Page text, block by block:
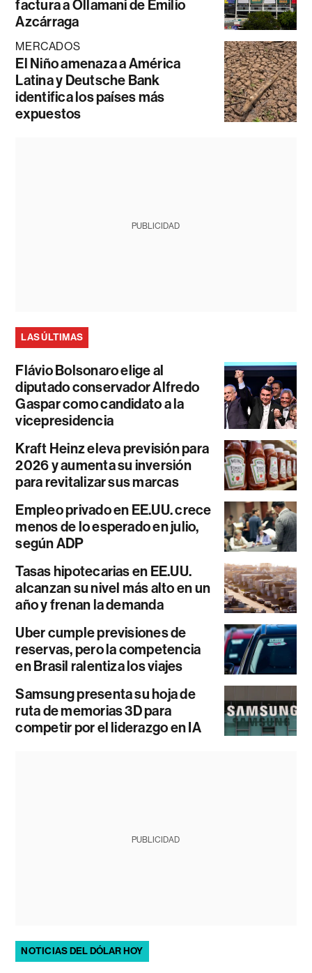
factura a Ollamani de Emilio
Azcárraga
MERCADOS
El Niño amenaza a América
Latina y Deutsche Bank
identifica los países más
expuestos
PUBLICIDAD
LAS ÚLTIMAS
Flávio Bolsonaro elige al
diputado conservador Alfredo
Gaspar como candidato a la
vicepresidencia
Kraft Heinz eleva previsión para
2026 y aumenta su inversión
para revitalizar sus marcas
Empleo privado en EE.UU. crece
menos de lo esperado en julio,
según ADP
Tasas hipotecarias en EE.UU.
alcanzan su nivel más alto en un
año y frenan la demanda
Uber cumple previsiones de
reservas, pero la competencia
en Brasil ralentiza los viajes
Samsung presenta su hoja de
ruta de memorias 3D para
competir por el liderazgo en IA
PUBLICIDAD
NOTICIAS DEL DÓLAR HOY